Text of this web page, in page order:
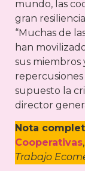
mundo, las
gran
“Muchas de
han
sus miembros
repercusiones
supuesto la
director
Nota
Cooperativas
Trabajo